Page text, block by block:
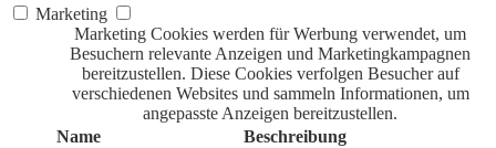
Marketing
Marketing Cookies werden für Werbung verwendet, um
Besuchern relevante Anzeigen und Marketingkampagnen
bereitzustellen. Diese Cookies verfolgen Besucher auf
verschiedenen Websites und sammeln Informationen, um
angepasste Anzeigen bereitzustellen.
Name
Beschreibung